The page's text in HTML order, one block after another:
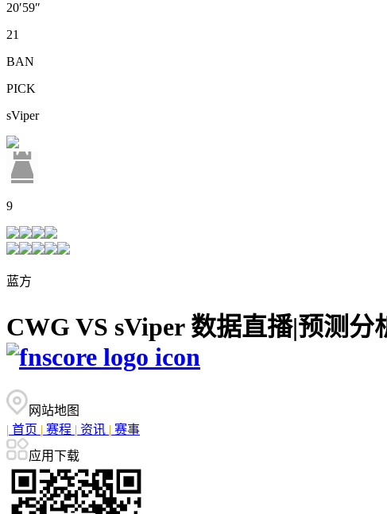
20′59″
21
BAN
PICK
sViper
9
蓝方
CWG VS sViper 数据直播|预测
网站地图
| 首页 | 赛程 | 资讯 | 赛事
应用下载